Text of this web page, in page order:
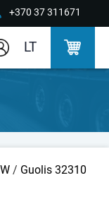
+370 37 311671
LT
/ Guolis 32310